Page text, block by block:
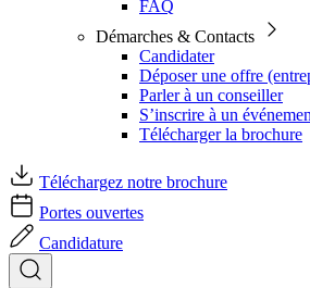
FAQ
Démarches & Contacts
Candidater
Déposer une offre
Parler à un conseiller
S’inscrire à un
Télécharger la brochure
Téléchargez notre brochure
Portes ouvertes
Candidature